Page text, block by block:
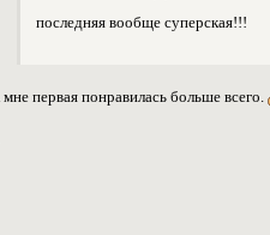
последняя вообще суперская!!!
первая понравилась больше всего.